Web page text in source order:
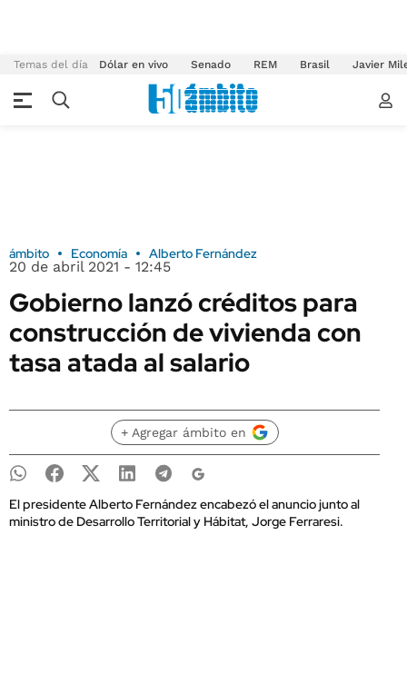
Temas del día Dólar en vivo Senado REM Brasil Javier
ámbito Economía Alberto Fernández
20 de abril 2021 - 12:45
Gobierno lanzó créditos para
construcción de vivienda con
tasa atada al salario
+ Agregar ámbito en
El presidente Alberto Fernández encabezó el anuncio junto al
ministro de Desarrollo Territorial y Hábitat, Jorge Ferraresi.